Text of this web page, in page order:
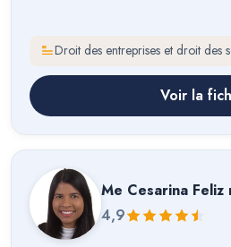
Droit des entreprises et droit des
Voir la
Me Cesarina
4,9